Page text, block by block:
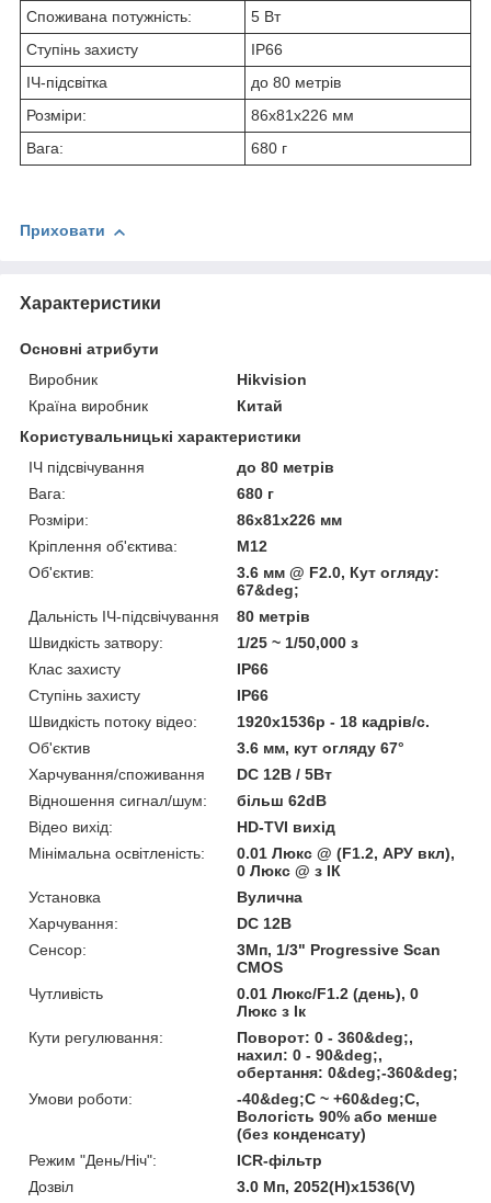
Споживана потужність:
5 Вт
Ступінь захисту
IP66
ІЧ-підсвітка
до 80 метрів
Розміри:
86х81x226 мм
Вага:
680 г
Приховати
Характеристики
Основні атрибути
Виробник
Hikvision
Країна виробник
Китай
Користувальницькі характеристики
ІЧ підсвічування
до 80 метрів
Вага:
680 г
Розміри:
86х81х226 мм
Кріплення об'єктива:
М12
Об'єктив:
3.6 мм @ F2.0, Кут огляду:
67&deg;
Дальність ІЧ-підсвічування
80 метрів
Швидкість затвору:
1/25 ~ 1/50,000 з
Клас захисту
IP66
Ступінь захисту
IP66
Швидкість потоку відео:
1920х1536р - 18 кадрів/с.
Об'єктив
3.6 мм, кут огляду 67°
Харчування/споживання
DC 12В / 5Вт
Відношення сигнал/шум:
більш 62dB
Відео вихід:
HD-TVI вихід
Мінімальна освітленість:
0.01 Люкс @ (F1.2, АРУ вкл),
0 Люкс @ з ІК
Установка
Вулична
Харчування:
DC 12В
Сенсор:
3Мп, 1/3" Progressive Scan
CMOS
Чутливість
0.01 Люкс/F1.2 (день), 0
Люкс з Ік
Кути регулювання:
Поворот: 0 - 360&deg;,
нахил: 0 - 90&deg;,
обертання: 0&deg;-360&deg;
Умови роботи:
-40&deg;C ~ +60&deg;C,
Вологість 90% або менше
(без конденсату)
Режим "День/Ніч":
ICR-фільтр
Дозвіл
3.0 Мп, 2052(H)x1536(V)